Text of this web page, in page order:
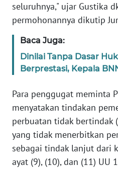
seluruhnya," ujar Gustika
permohonannya dikutip
Baca Juga:
Dinilai Tanpa Dasar
Berprestasi, Kepala
Para penggugat meminta
menyatakan tindakan
perbuatan tidak bertindak (
yang tidak menerbitkan
sebagai tindak lanjut dari
ayat (9), (10), dan (11) UU
Wahana
Regional
WN
SUMUT
WN
JAKARTA
WN
JABAR